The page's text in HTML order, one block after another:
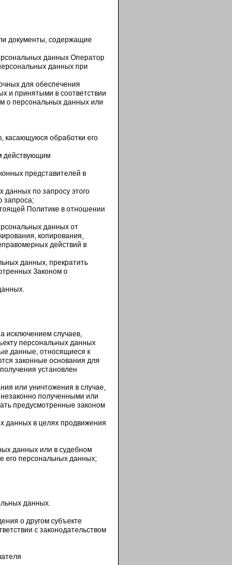
документы, содержащие
данных Оператор
данных при
для обеспечения
и принятыми в соответствии
о персональных данных или
касающуюся обработки его
действующим
представителей в
данных по запросу этого
запроса;
Политике в отношении
данных от
копирования,
действий в
данных, прекратить
Законом о
исключением случаев,
персональных данных
данные, относящиеся к
законные основания для
установлен
или уничтожения в случае,
полученными или
предусмотренные законом
данных в целях продвижения
данных или в судебном
его персональных данных;
данных.
о другом субъекте
с законодательством